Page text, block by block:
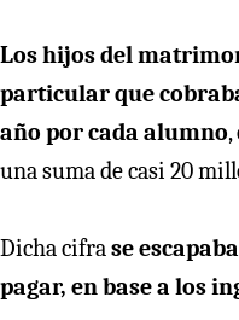
Los hijos del
particular que
año por cada alumno
una suma de casi 20
Dicha cifra se
pagar, en base a los